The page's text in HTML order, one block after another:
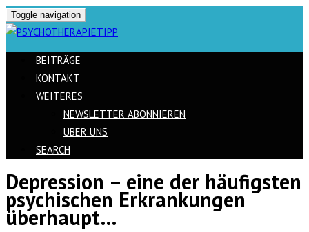
Toggle navigation
BEITRÄGE
KONTAKT
WEITERES
NEWSLETTER ABONNIEREN
ÜBER UNS
SEARCH
Skip
to
content
Depression – eine der häufigsten
psychischen Erkrankungen
überhaupt…